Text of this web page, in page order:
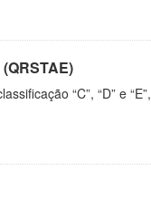
“C”, “D” e “E”,